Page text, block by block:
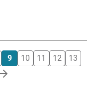
9 10 11 12
13